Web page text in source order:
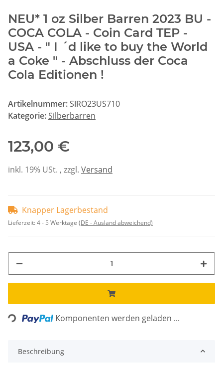
NEU* 1 oz Silber Barren 2023 BU -
COCA COLA - Coin Card TEP -
USA - " I ´d like to buy the World
a Coke " - Abschluss der Coca
Cola Editionen !
Artikelnummer: SIRO23US710
Kategorie: Silberbarren
123,00 €
inkl. 19% USt. , zzgl. Versand
Knapper Lagerbestand
Lieferzeit:4 - 5 Werktage (DE - Ausland abweichend)
Loading... Komponenten werden geladen ...
Beschreibung